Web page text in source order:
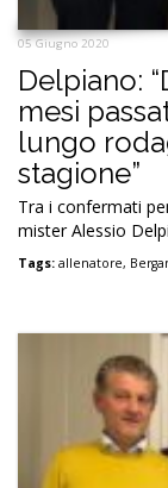
05 Giugno 2020
Delpiano:
mesi
lungo
stagione”
Tra i confermati
mister Alessio
Tags: allenatore,